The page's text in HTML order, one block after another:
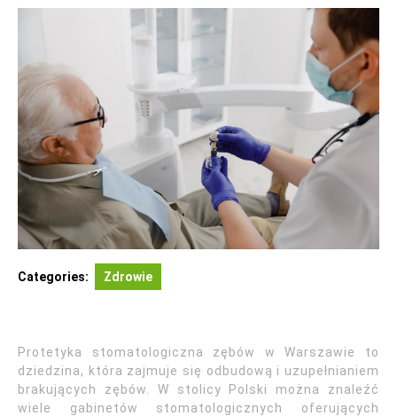
Categories: Zdrowie
Protetyka stomatologiczna zębów w Warszawie to
dziedzina, która zajmuje się odbudową i uzupełnianiem
brakujących zębów. W stolicy Polski można znaleźć
wiele gabinetów stomatologicznych oferujących